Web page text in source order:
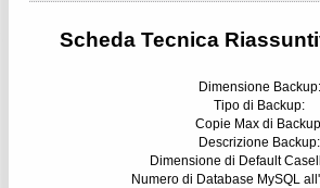
Scheda Tecnica
Dimensione Backup:
Tipo di Backup:
Copie Max di
Descrizione Backup:
Dimensione di Default
Numero di Database MySQL